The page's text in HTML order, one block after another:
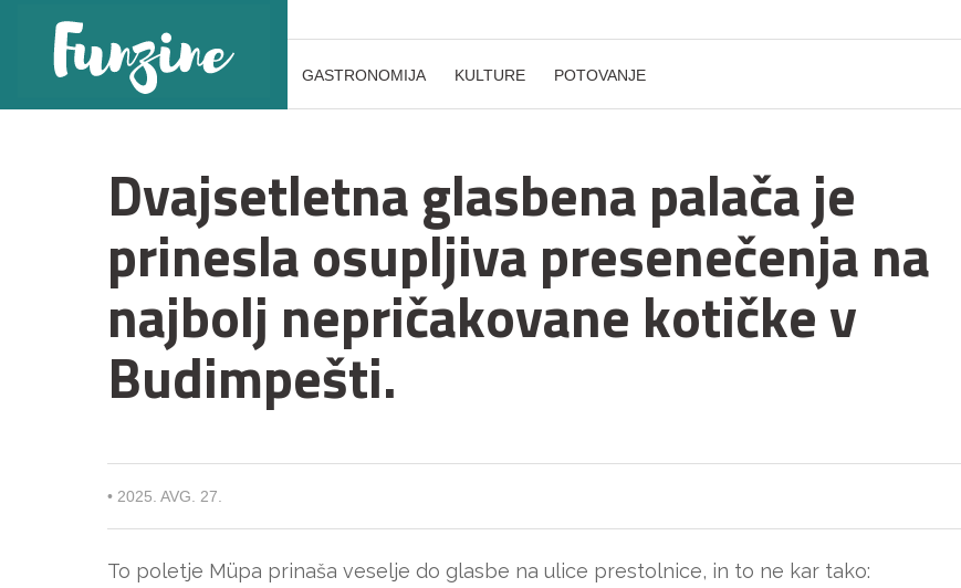
GASTRONOMIJA KULTURE POTOVANJE
Dvajsetletna glasbena palača je
prinesla osupljiva presenečenja na
najbolj nepričakovane kotičke v
Budimpešti.
• 2025. AVG. 27.
To poletje Müpa prinaša veselje do glasbe na ulice prestolnice, in to ne kar tako: